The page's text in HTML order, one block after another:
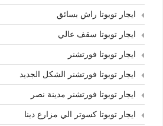
ايجار تويوتا راش بسائق
ايجار تويوتا سقف عالي
ايجار تويوتا فورتشنر
ايجار تويوتا فورتشنر الشكل الجديد
ايجار تويوتا فورتشنر مدينة نصر
ايجار تويوتا كسوتر الي مزارع دينا